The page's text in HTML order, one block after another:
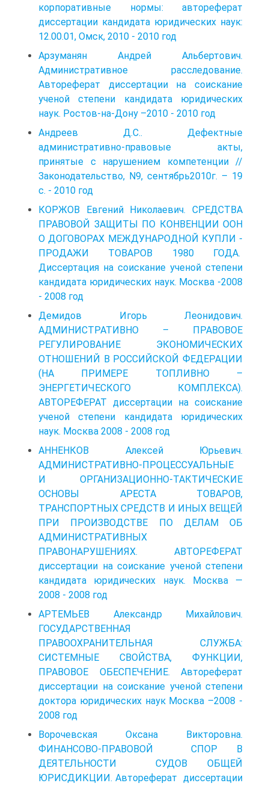
корпоративные нормы: автореферат
диссертации кандидата юридических наук:
12.00.01, Омск, 2010 - 2010 год
Арзуманян Андрей Альбертович.
Административное расследование.
Автореферат диссертации на соискание
ученой степени кандидата юридических
наук. Ростов-на-Дону –2010 - 2010 год
Андреев Д.С.. Дефектные
административно-правовые акты,
принятые с нарушением компетенции //
Законодательство, N9, сентябрь2010г. – 19
c. - 2010 год
КОРЖОВ Евгений Николаевич. СРЕДСТВА
ПРАВОВОЙ ЗАЩИТЫ ПО КОНВЕНЦИИ ООН
О ДОГОВОРАХ МЕЖДУНАРОДНОЙ КУПЛИ -
ПРОДАЖИ ТОВАРОВ 1980 ГОДА.
Диссертация на соискание ученой степени
кандидата юридических наук. Москва -2008
- 2008 год
Демидов Игорь Леонидович.
АДМИНИСТРАТИВНО – ПРАВОВОЕ
РЕГУЛИРОВАНИЕ ЭКОНОМИЧЕСКИХ
ОТНОШЕНИЙ В РОССИЙСКОЙ ФЕДЕРАЦИИ
(НА ПРИМЕРЕ ТОПЛИВНО –
ЭНЕРГЕТИЧЕСКОГО КОМПЛЕКСА).
АВТОРЕФЕРАТ диссертации на соискание
ученой степени кандидата юридических
наук. Москва 2008 - 2008 год
АННЕНКОВ Алексей Юрьевич.
АДМИНИСТРАТИВНО-ПРОЦЕССУАЛЬНЫЕ
И ОРГАНИЗАЦИОННО-ТАКТИЧЕСКИЕ
ОСНОВЫ АРЕСТА ТОВАРОВ,
ТРАНСПОРТНЫХ СРЕДСТВ И ИНЫХ ВЕЩЕЙ
ПРИ ПРОИЗВОДСТВЕ ПО ДЕЛАМ ОБ
АДМИНИСТРАТИВНЫХ
ПРАВОНАРУШЕНИЯХ. АВТОРЕФЕРАТ
диссертации на соискание ученой степени
кандидата юридических наук. Москва —
2008 - 2008 год
АРТЕМЬЕВ Александр Михайлович.
ГОСУДАРСТВЕННАЯ
ПРАВООХРАНИТЕЛЬНАЯ СЛУЖБА:
СИСТЕМНЫЕ СВОЙСТВА, ФУНКЦИИ,
ПРАВОВОЕ ОБЕСПЕЧЕНИЕ. Автореферат
диссертации на соискание ученой степени
доктора юридических наук Москва –2008 -
2008 год
Ворочевская Оксана Викторовна.
ФИНАНСОВО-ПРАВОВОЙ СПОР В
ДЕЯТЕЛЬНОCТИ СУДОВ ОБЩЕЙ
ЮРИСДИКЦИИ. Автореферат диссертации